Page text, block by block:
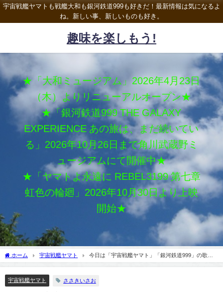
宇宙戦艦ヤマトも戦艦大和も銀河鉄道999も好きだ！最新情報は気になるよ
ね。新しい事、新しいものも好き。
趣味を楽しもう!
★「大和ミュージアム」2026年4月23日
（木）よりリニューアルオープン★
★「銀河鉄道999 THE GALAXY
EXPERIENCE あの旅は、まだ続いてい
る」2026年10月26日まで角川武蔵野ミ
ュージアムにて開催中★
★「ヤマトよ永遠に REBEL3199 第七章
虹色の輪廻」2026年10月30日より上映
開始★
ホーム 宇宙戦艦ヤマト
今日は「宇宙戦艦ヤマト」「銀河鉄道999」の歌を
宇宙戦艦ヤマト ささきいさお